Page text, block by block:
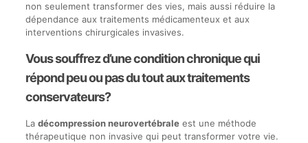
non seulement transformer des vies, mais aussi réduire la
dépendance aux traitements médicamenteux et aux
interventions chirurgicales invasives.
Vous souffrez d’une condition chronique qui
répond peu ou pas du tout aux traitements
conservateurs?
La décompression neurovertébraleest une méthode
thérapeutique non invasive qui peut transformer votre vie.